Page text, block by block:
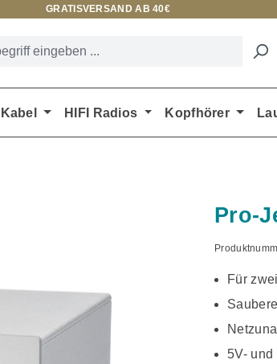
GRATISVERSAND AB 40€
HIFI Radios Kopfhörer
Pro-
Für
5V- und